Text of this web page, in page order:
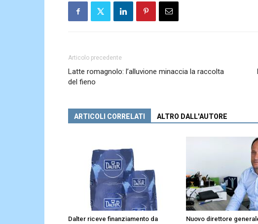
Articolo precedente
Latte romagnolo: l’alluvione minaccia la raccolta
del fieno
ARTICOLI CORRELATI ALTRO DALL'AUTORE
Dalter riceve finanziamento da Nuovo direttore